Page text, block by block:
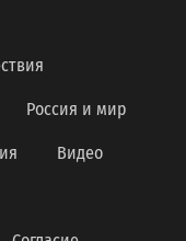
Россия и мир
Видео